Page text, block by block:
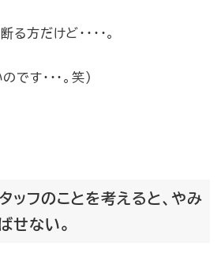
方だけど・・・・。
す・・・。笑）
ッフのことを考えると、やみ
せない。